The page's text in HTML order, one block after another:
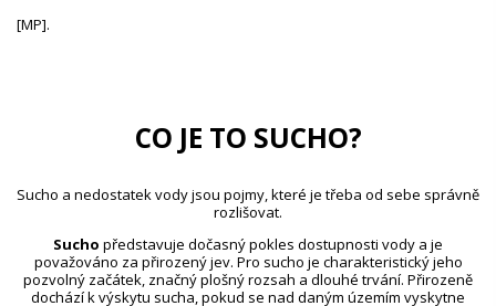
[MP].
CO JE TO SUCHO?
Sucho a nedostatek vody jsou pojmy, které je třeba od sebe správně
rozlišovat.
Sucho představuje dočasný pokles dostupnosti vody a je
považováno za přirozený jev. Pro sucho je charakteristický jeho
pozvolný začátek, značný plošný rozsah a dlouhé trvání. Přirozeně
dochází k výskytu sucha, pokud se nad daným územím vyskytne